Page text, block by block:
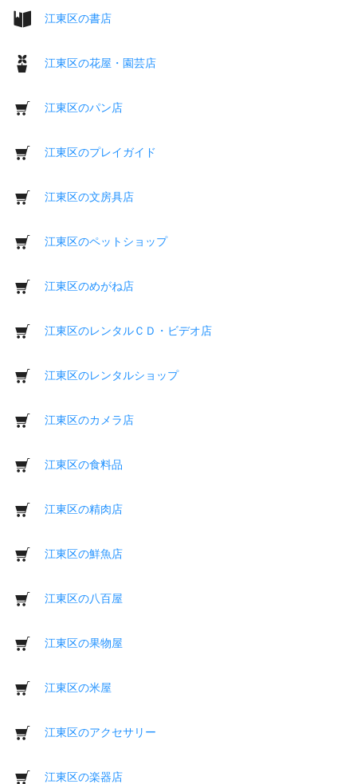
江東区の書店
江東区の花屋・園芸店
江東区のパン店
江東区のプレイガイド
江東区の文房具店
江東区のペットショップ
江東区のめがね店
江東区のレンタルＣＤ・ビデオ店
江東区のレンタルショップ
江東区のカメラ店
江東区の食料品
江東区の精肉店
江東区の鮮魚店
江東区の八百屋
江東区の果物屋
江東区の米屋
江東区のアクセサリー
江東区の楽器店